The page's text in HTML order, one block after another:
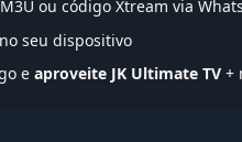
ou código Xtream via
seu dispositivo
e aproveite JK Ultimate TV +